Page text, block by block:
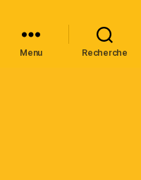
Menu Recherche